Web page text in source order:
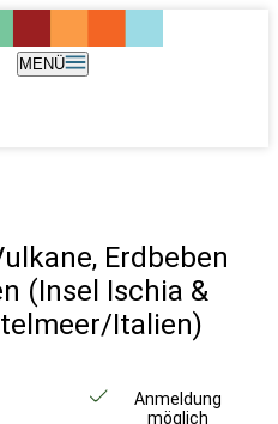
MENÜ
Erdbeben
(Insel Ischia &
Italien)
Anmeldung
möglich